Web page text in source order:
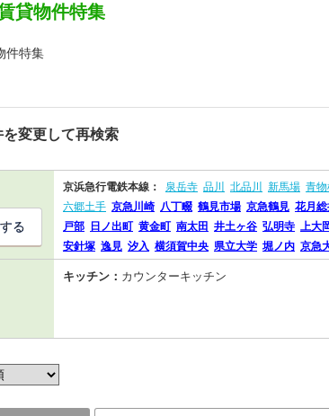
貸物件特集
件特集
変更して再検索
京浜急行電鉄本線： 泉岳寺 品川 北品川 新馬場 青
六郷土手 京急川崎 八丁畷 鶴見市場 京急鶴見 花月
戸部
日ノ出町 黄金町 南太田 井土ヶ谷 弘明寺 上大
安針塚 逸見 汐入 横須賀中央 県立大学 堀ノ内 京急
る
キッチン： カウンターキッチン